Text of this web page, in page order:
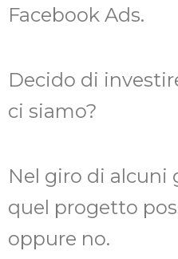
Facebook Ads.
Decido di
ci siamo?
Nel giro di alcuni
quel progetto
oppure no.